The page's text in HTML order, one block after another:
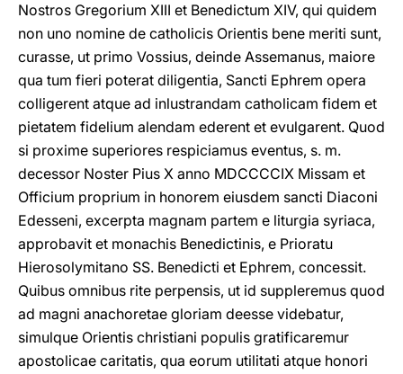
Nostros Gregorium XIII et Benedictum XIV, qui quidem
non uno nomine de catholicis Orientis bene meriti sunt,
curasse, ut primo Vossius, deinde Assemanus, maiore
qua tum fieri poterat diligentia, Sancti Ephrem opera
colligerent atque ad inlustrandam catholicam fidem et
pietatem fidelium alendam ederent et evulgarent. Quod
si proxime superiores respiciamus eventus, s. m.
decessor Noster Pius X anno MDCCCCIX Missam et
Officium proprium in honorem eiusdem sancti Diaconi
Edesseni, excerpta magnam partem e liturgia syriaca,
approbavit et monachis Benedictinis, e Prioratu
Hierosolymitano SS. Benedicti et Ephrem, concessit.
Quibus omnibus rite perpensis, ut id suppleremus quod
ad magni anachoretae gloriam deesse videbatur,
simulque Orientis christiani populis gratificaremur
apostolicae caritatis, qua eorum utilitati atque honori